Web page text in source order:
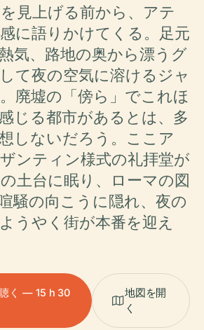
見上げる前から、アテ
に語りかけてくる。足元
気、路地の奥から漂うグ
て夜の空気に溶けるジャ
廃墟の「傍ら」でこれほ
じる都市があるとは、多
しないだろう。ここア
ンティン様式の礼拝堂が
土台に眠り、ローマの図
騒の向こうに隠れ、夜の
うやく街が本番を迎え
く — 15 h 30
地図を開
く